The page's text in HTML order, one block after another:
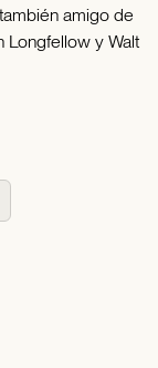
amigo de
Longfellow y Walt